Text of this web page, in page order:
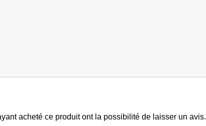
acheté ce produit ont la possibilité de laisser un avis.